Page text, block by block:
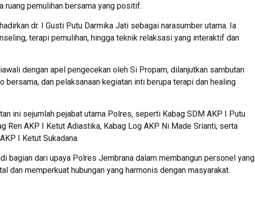
ruang pemulihan bersama yang positif.
dr. I Gusti Putu Darmika Jati sebagai narasumber utama. Ia
terapi pemulihan, hingga teknik relaksasi yang interaktif dan
dengan apel pengecekan oleh Si Propam, dilanjutkan sambutan
bersama, dan pelaksanaan kegiatan inti berupa terapi dan healing
ini sejumlah pejabat utama Polres, seperti Kabag SDM AKP I Putu
Ren AKP I Ketut Adiastika, Kabag Log AKP Ni Made Srianti, serta
I Ketut Sukadana.
bagian dari upaya Polres Jembrana dalam membangun personel yang
dan memperkuat hubungan yang harmonis dengan masyarakat.